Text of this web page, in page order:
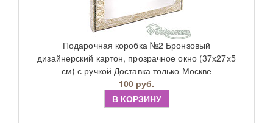
Подарочная коробка №2 Бронзовый
дизайнерский картон, прозрачное окно (37х27х5
см) с ручкой Доставка только Москве
100 руб.
В КОРЗИНУ